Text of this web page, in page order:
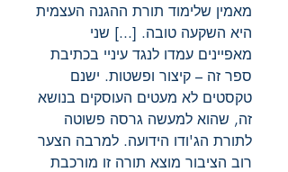
מאמין שלימוד תורת ההגנה העצמית
היא השקעה טובה. [...] שני
מאפיינים עמדו לנגד עיניי בכתיבת
ספר זה – קיצור ופשטות. ישנם
טקסטים לא מעטים העוסקים בנושא
זה, שהוא למעשה גרסה פשוטה
לתורת הג'ודו הידועה. למרבה הצער
רוב הציבור מוצא תורה זו מורכבת